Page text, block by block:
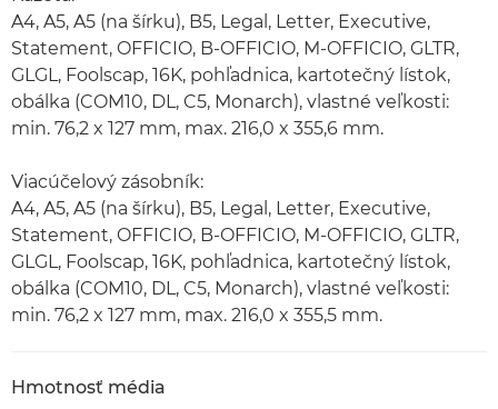
A4, A5, A5 (na šírku), B5, Legal, Letter, Executive,
Statement, OFFICIO, B-OFFICIO, M-OFFICIO, GLTR,
GLGL, Foolscap, 16K, pohľadnica, kartotečný lístok,
obálka (COM10, DL, C5, Monarch), vlastné veľkosti:
min. 76,2 x 127 mm, max. 216,0 x 355,6 mm.
Viacúčelový zásobník:
A4, A5, A5 (na šírku), B5, Legal, Letter, Executive,
Statement, OFFICIO, B-OFFICIO, M-OFFICIO, GLTR,
GLGL, Foolscap, 16K, pohľadnica, kartotečný lístok,
obálka (COM10, DL, C5, Monarch), vlastné veľkosti:
min. 76,2 x 127 mm, max. 216,0 x 355,5 mm.
Hmotnosť média